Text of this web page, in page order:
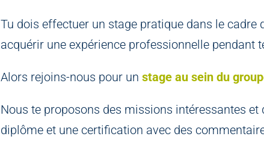
Tu dois effectuer un stage pratique dans le
acquérir une expérience professionnelle pendant
Alors rejoins-nous pour un stage au sein du
Nous te proposons des missions intéressantes
diplôme et une certification avec des